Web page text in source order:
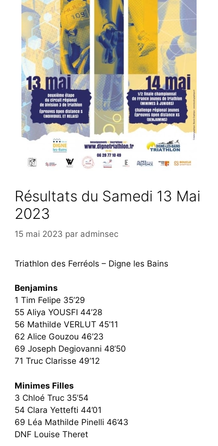
Résultats du Samedi 13 Mai
2023
15 mai 2023 par adminsec
Triathlon des Ferréols – Digne les Bains
Benjamins
1 Tim Felipe 35’29
55 Aliya YOUSFI 44’28
56 Mathilde VERLUT 45’11
62 Alice Gouzou 46’23
69 Joseph Degiovanni 48’50
71 Truc Clarisse 49’12
Minimes Filles
3 Chloé Truc 35’54
54 Clara Yettefti 44’01
69 Léa Mathilde Pinelli 46’43
DNF Louise Theret